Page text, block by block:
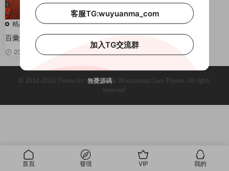
精品源碼
百彙娛樂整理版本 帶财神到 數據
庫 網站 服務端 安卓蘋果 客戶端
2020-04-09 180
© 2018-2026 Theme by -無憂源碼& Wuyuanma.Com Theme. All rights
reserved
首頁 發現 VIP 我的
客服TG:wuyuanma_com
加入TG交流群